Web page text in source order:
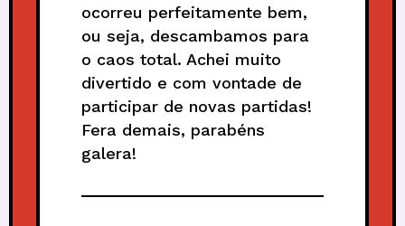
ocorreu perfeitamente bem,
ou seja, descambamos para
o caos total. Achei muito
divertido e com vontade de
participar de novas partidas!
Fera demais, parabéns
galera!